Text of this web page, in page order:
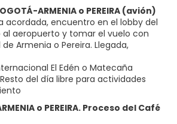
ARMENIA o PEREIRA (avión)
acordada, encuentro en el lobby del
aeropuerto y tomar el vuelo con
Armenia o Pereira. Llegada,
El Edén o Matecaña
del día libre para actividades
o PEREIRA. Proceso del Café